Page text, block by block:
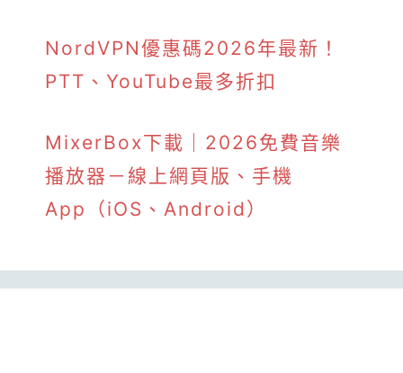
NordVPN優惠碼2026年最新！
PTT、YouTube最多折扣
MixerBox下載｜2026免費音樂
播放器－線上網頁版、手機
App（iOS、Android）